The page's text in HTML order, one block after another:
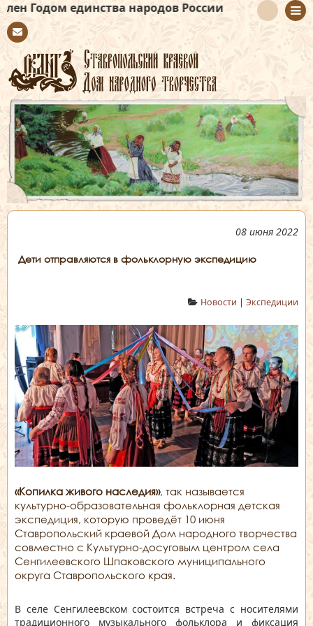
народов России
tact
08 июня 2022
Дети отправляются в фольклорную экспедицию
Новости | Экспедиции
«Копилка живого наследия», так называется
культурно-образовательная фольклорная детская
экспедиция, которую проведёт 10 июня
Ставропольский краевой Дом народного творчества
совместно с Культурно-досуговым центром села
Сенгилеевского Шпаковского муниципального
округа Ставропольского края.
В селе Сенгилеевском состоится встреча с носителями
традиционного музыкального фольклора и фиксация